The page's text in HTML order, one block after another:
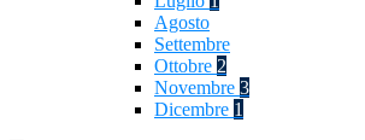
Agosto
Settembre
Ottobre 2
Novembre 3
Dicembre 1